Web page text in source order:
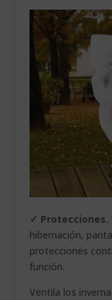
✓ Protecciones.
hibernación,
protecciones
función.
Ventila los